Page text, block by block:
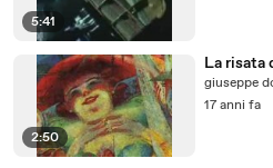
5:41
2:50
La risata
giuseppe
17 anni fa